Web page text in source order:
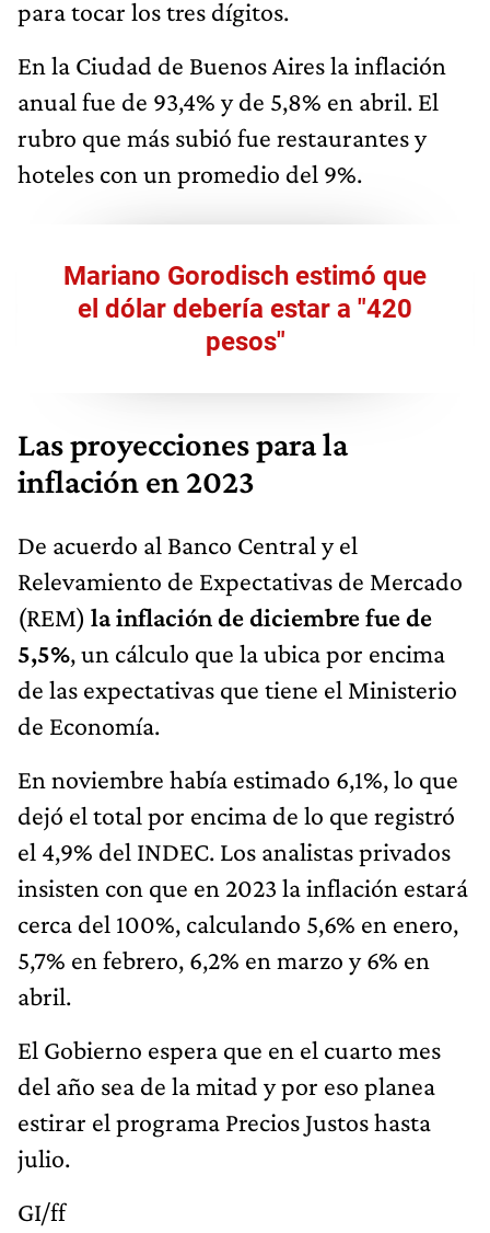
para tocar los tres dígitos.
En la Ciudad de Buenos Aires la inflación
anual fue de 93,4% y de 5,8% en abril. El
rubro que más subió fue restaurantes y
hoteles con un promedio del 9%.
Mariano Gorodisch estimó que
el dólar debería estar a "420
pesos"
Las proyecciones para la
inflación en 2023
De acuerdo al Banco Central y el
Relevamiento de Expectativas de Mercado
(REM) la inflación de diciembre fue de
5,5%, un cálculo que la ubica por encima
de las expectativas que tiene el Ministerio
de Economía.
En noviembre había estimado 6,1%, lo que
dejó el total por encima de lo que registró
el 4,9% del INDEC. Los analistas privados
insisten con que en 2023 la inflación estará
cerca del 100%, calculando 5,6% en enero,
5,7% en febrero, 6,2% en marzo y 6% en
abril.
El Gobierno espera que en el cuarto mes
del año sea de la mitad y por eso planea
estirar el programa Precios Justos hasta
julio.
GI/ff